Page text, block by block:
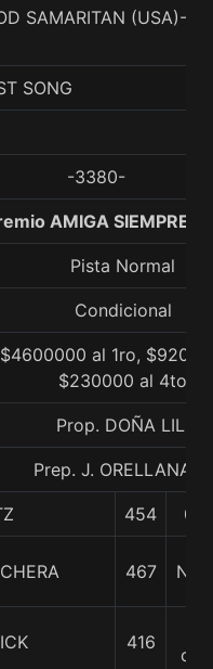
SAMARITAN (USA)-
SONG
-3380-
AMIGA SIEMPRE,
Pista Normal
Condicional
$4600000 al 1ro,
$230000 al 4to
Prop. DOÑA LILI
Prep. J. ORELLANA R.
454 0/0
467
416